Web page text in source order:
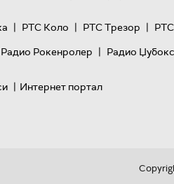
| РТС Коло | РТС Трезор |
Радио Рокенролер | Радио Џубокс
| Интернет портал